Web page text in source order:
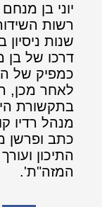
יוני בן
רשות
שנות
דרכו של
כמפיק של
לאחר מכן,
בתקשורת
מנהל רדיו
כתב ופרשן
התיכון
המזה"ת'.